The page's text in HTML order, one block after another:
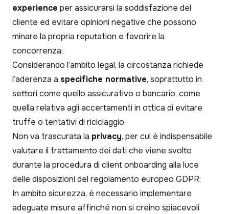
experience per assicurarsi la soddisfazione del
cliente ed evitare opinioni negative che possono
minare la propria reputation e favorire la
concorrenza;
Considerando l’ambito legal, la circostanza richiede
l’aderenza a specifiche normative, soprattutto in
settori come quello assicurativo o bancario, come
quella relativa agli accertamenti in ottica di evitare
truffe o tentativi di riciclaggio.
Non va trascurata la privacy, per cui è indispensabile
valutare il trattamento dei dati che viene svolto
durante la procedura di client onboarding alla luce
delle disposizioni del regolamento europeo GDPR;
In ambito sicurezza, è necessario implementare
adeguate misure affinché non si creino spiacevoli